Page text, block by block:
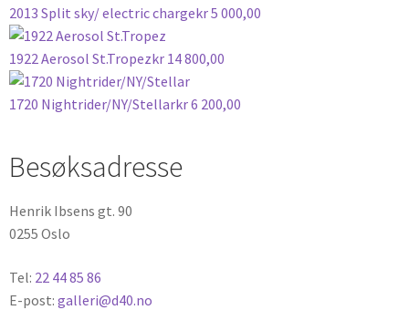
2013 Split sky/ electric chargekr5 000,00
1922 Aerosol St.Tropezkr 14 800,00
1720 Nightrider/NY/Stellarkr6 200,00
Besøksadresse
Henrik Ibsens gt. 90
0255 Oslo
Tel: 22 44 85 86
E-post: galleri@d40.no